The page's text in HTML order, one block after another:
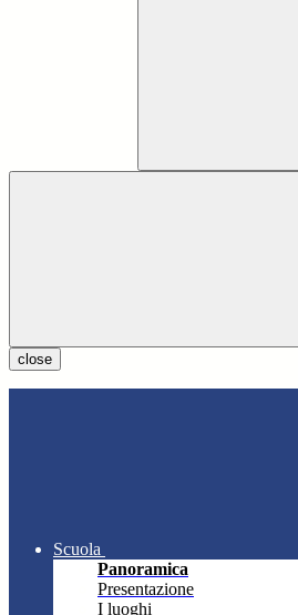
close
Scuola
Panoramica
Presentazione
I luoghi